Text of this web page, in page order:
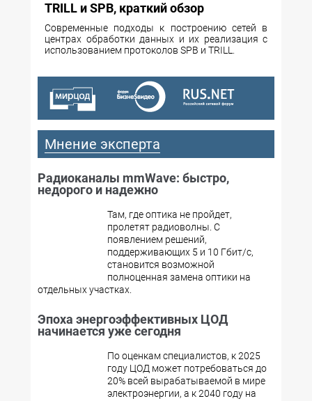
TRILL и SPB, краткий обзор
Современные подходы к построению сетей в
центрах обработки данных и их реализация с
использованием протоколов SPB и TRILL.
Мнение эксперта
Радиоканалы mmWave: быстро,
недорого и надежно
Там, где оптика не пройдет,
пролетят радиоволны. С
появлением решений,
поддерживающих 5 и 10 Гбит/с,
становится возможной
полноценная замена оптики на
отдельных участках.
Эпоха энергоэффективных ЦОД
начинается уже сегодня
По оценкам специалистов, к 2025
году ЦОД может потребоваться до
20% всей вырабатываемой в мире
электроэнергии, а к 2040 году на